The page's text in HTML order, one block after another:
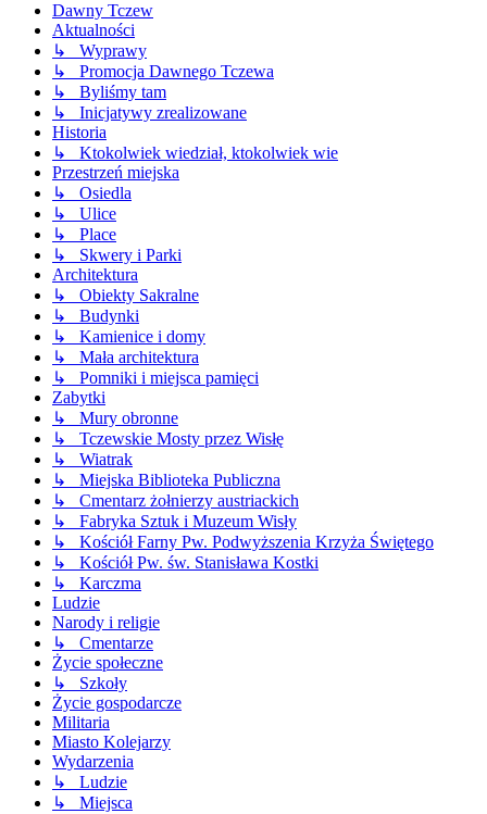
Dawny Tczew
Aktualności
↳ Wyprawy
↳ Promocja Dawnego Tczewa
↳ Byliśmy tam
↳ Inicjatywy zrealizowane
Historia
↳ Ktokolwiek wiedział, ktokolwiek wie
Przestrzeń miejska
↳ Osiedla
↳ Ulice
↳ Place
↳ Skwery i Parki
Architektura
↳ Obiekty Sakralne
↳ Budynki
↳ Kamienice i domy
↳ Mała architektura
↳ Pomniki i miejsca pamięci
Zabytki
↳ Mury obronne
↳ Tczewskie Mosty przez Wisłę
↳ Wiatrak
↳ Miejska Biblioteka Publiczna
↳ Cmentarz żołnierzy austriackich
↳ Fabryka Sztuk i Muzeum Wisły
↳ Kościół Farny Pw. Podwyższenia Krzyża Świętego
↳ Kościół Pw. św. Stanisława Kostki
↳ Karczma
Ludzie
Narody i religie
↳ Cmentarze
Życie społeczne
↳ Szkoły
Życie gospodarcze
Militaria
Miasto Kolejarzy
Wydarzenia
↳ Ludzie
↳ Miejsca